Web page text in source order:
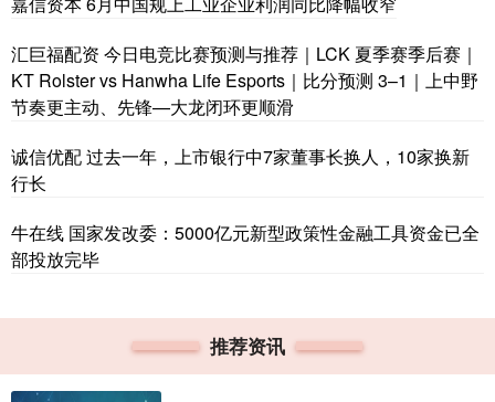
汇巨福配资 今日电竞比赛预测与推荐｜LCK 夏季赛季后赛｜
KT Rolster vs Hanwha Life Esports｜比分预测 3–1｜上中野
节奏更主动、先锋—大龙闭环更顺滑
诚信优配 过去一年，上市银行中7家董事长换人，10家换新
行长
牛在线 国家发改委：5000亿元新型政策性金融工具资金已全
部投放完毕
推荐资讯